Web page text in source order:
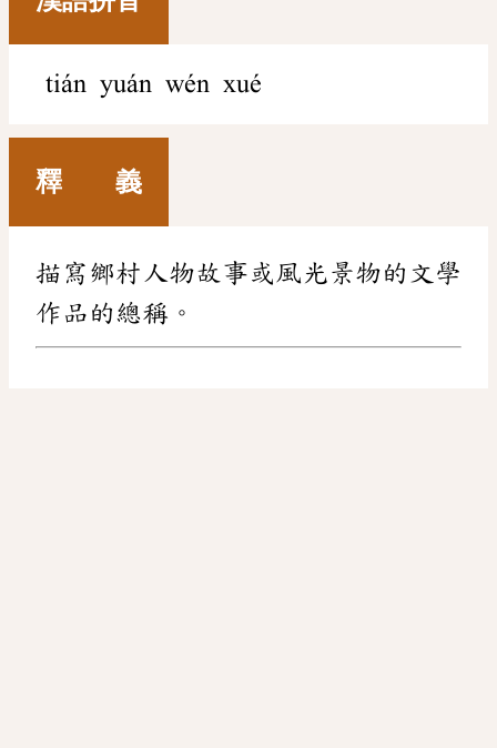
tián yuán wén xué
釋 義
描寫鄉村人物故事或風光景物的文學
作品的總稱。